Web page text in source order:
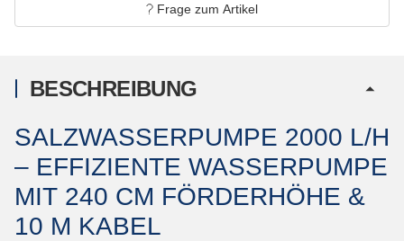
Frage zum Artikel
BESCHREIBUNG
SALZWASSERPUMPE 2000 L/H
– EFFIZIENTE WASSERPUMPE
MIT 240 CM FÖRDERHÖHE &
10 M KABEL